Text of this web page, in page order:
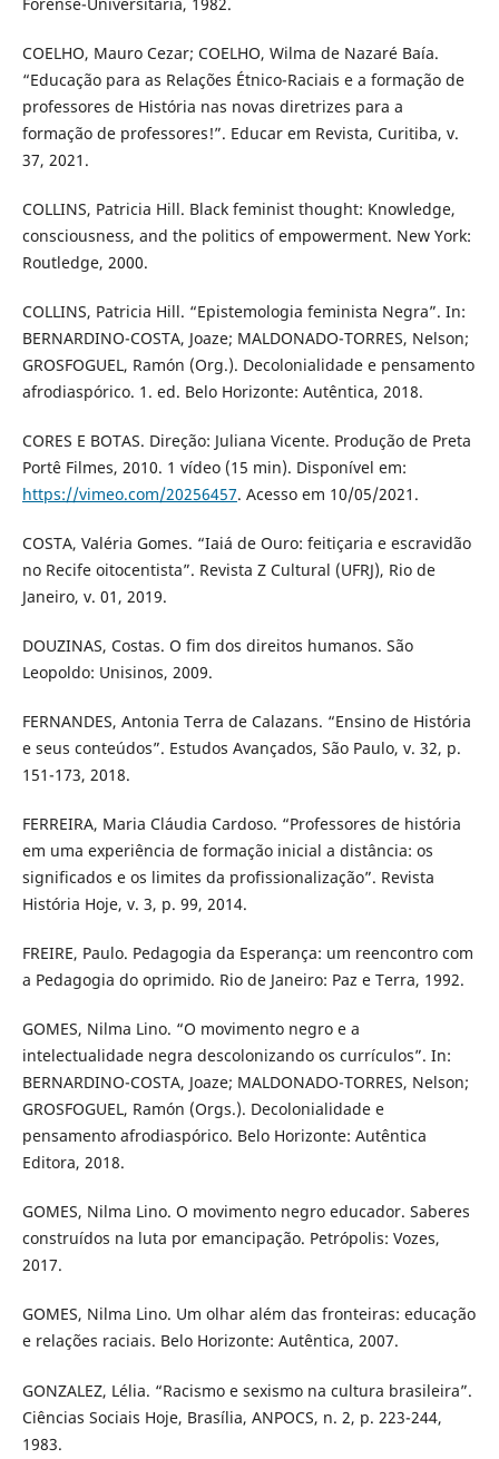
COELHO, Mauro Cezar; COELHO, Wilma de Nazaré Baía.
“Educação para as Relações Étnico-Raciais e a formação de
professores de História nas novas diretrizes para a
formação de professores!”. Educar em Revista, Curitiba, v.
37, 2021.
COLLINS, Patricia Hill. Black feminist thought: Knowledge,
consciousness, and the politics of empowerment. New York:
Routledge, 2000.
COLLINS, Patricia Hill. “Epistemologia feminista Negra”. In:
BERNARDINO-COSTA, Joaze; MALDONADO-TORRES, Nelson;
GROSFOGUEL, Ramón (Org.). Decolonialidade e pensamento
afrodiaspórico. 1. ed. Belo Horizonte: Autêntica, 2018.
CORES E BOTAS. Direção: Juliana Vicente. Produção de Preta
Portê Filmes, 2010. 1 vídeo (15 min). Disponível em:
https://vimeo.com/20256457. Acesso em 10/05/2021.
COSTA, Valéria Gomes. “Iaiá de Ouro: feitiçaria e escravidão
no Recife oitocentista”. Revista Z Cultural (UFRJ), Rio de
Janeiro, v. 01, 2019.
DOUZINAS, Costas. O fim dos direitos humanos. São
Leopoldo: Unisinos, 2009.
FERNANDES, Antonia Terra de Calazans. “Ensino de História
e seus conteúdos”. Estudos Avançados, São Paulo, v. 32, p.
151-173, 2018.
FERREIRA, Maria Cláudia Cardoso. “Professores de história
em uma experiência de formação inicial a distância: os
significados e os limites da profissionalização”. Revista
História Hoje, v. 3, p. 99, 2014.
FREIRE, Paulo. Pedagogia da Esperança: um reencontro com
a Pedagogia do oprimido. Rio de Janeiro: Paz e Terra, 1992.
GOMES, Nilma Lino. “O movimento negro e a
intelectualidade negra descolonizando os currículos”. In:
BERNARDINO-COSTA, Joaze; MALDONADO-TORRES, Nelson;
GROSFOGUEL, Ramón (Orgs.). Decolonialidade e
pensamento afrodiaspórico. Belo Horizonte: Autêntica
Editora, 2018.
GOMES, Nilma Lino. O movimento negro educador. Saberes
construídos na luta por emancipação. Petrópolis: Vozes,
2017.
GOMES, Nilma Lino. Um olhar além das fronteiras: educação
e relações raciais. Belo Horizonte: Autêntica, 2007.
GONZALEZ, Lélia. “Racismo e sexismo na cultura brasileira”.
Ciências Sociais Hoje, Brasília, ANPOCS, n. 2, p. 223-244,
1983.